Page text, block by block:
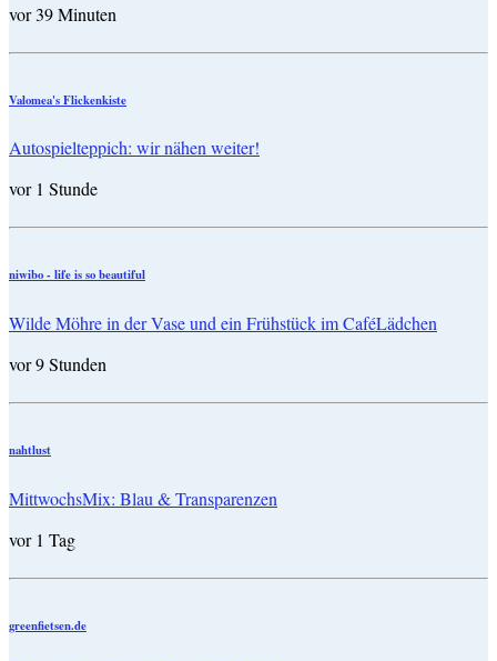
vor 39 Minuten
Valomea's Flickenkiste
Autospielteppich: wir nähen weiter!
vor 1 Stunde
niwibo - life is so beautiful
Wilde Möhre in der Vase und ein Frühstück im CaféLädchen
vor 9 Stunden
nahtlust
MittwochsMix: Blau & Transparenzen
vor 1 Tag
greenfietsen.de